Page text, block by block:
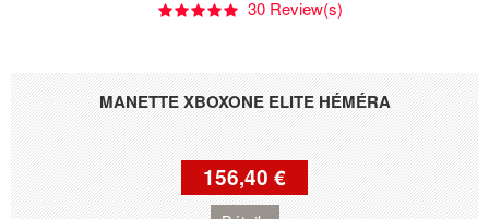
MANETTE XBOXONE ELITE HÉMÉRA
30 Review(s)
156,40 €